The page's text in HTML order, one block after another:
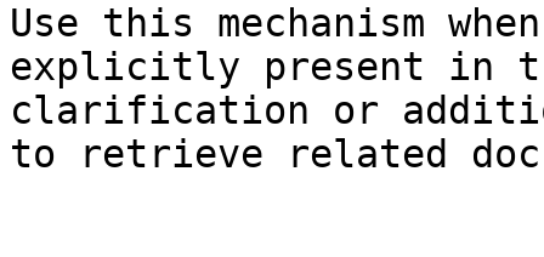
Use this mechanism
explicitly present in
clarification or